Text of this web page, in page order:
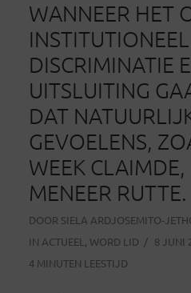
WANNEER HET
DISCRIMINATIE
UITSLUITING
DAT
GEVOELENS,
WEEK
MENEER RUTTE.
DOOR SIELA ARDJOSEMITO-
IN ACTUEEL , WORD LID
8 JUNI
4 MINUTEN LEESTIJD